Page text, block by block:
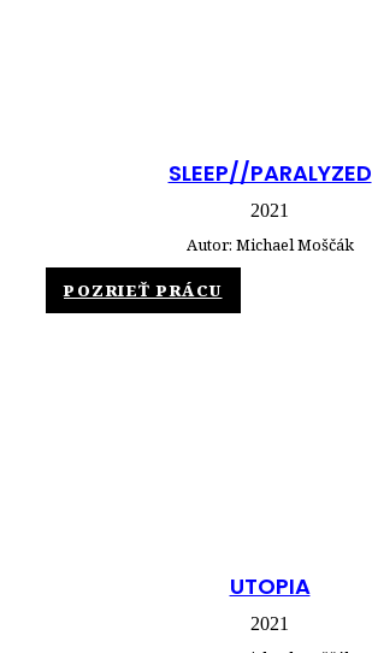
SLEEP//PARALYZED
2021
Autor: Michael Moščák
POZRIEŤ PRÁCU
UTOPIA
2021